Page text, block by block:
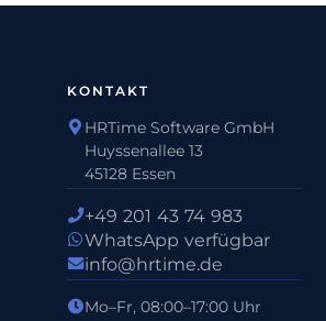
KONTAKT
HRTime Software GmbH
Huyssenallee 13
45128 Essen
+49 201 43 74 983
WhatsApp verfügbar
info@hrtime.de
Mo–Fr, 08:00–17:00 Uhr